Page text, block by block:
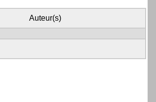
Auteur(s)